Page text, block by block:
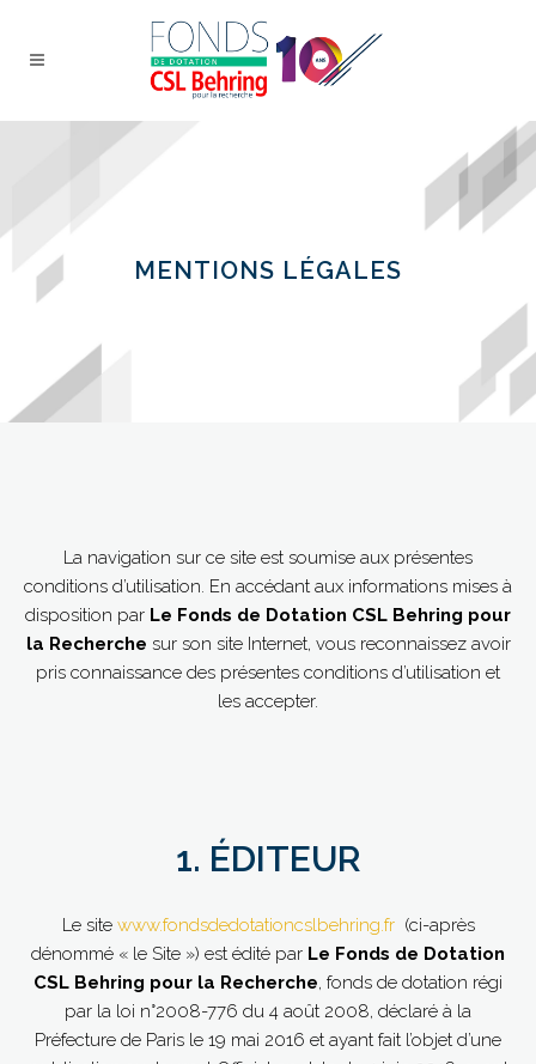
MENTIONS LÉGALES
La navigation sur ce site est soumise aux présentes
conditions d’utilisation. En accédant aux informations mises à
disposition par Le Fonds de Dotation CSL Behring pour
la Recherche sur son site Internet, vous reconnaissez avoir
pris connaissance des présentes conditions d’utilisation et
les accepter.
1. ÉDITEUR
Le site www.fondsdedotationcslbehring.fr(ci-après
dénommé « le Site ») est édité par Le Fonds de Dotation
CSL Behring pour la Recherche, fonds de dotation régi
par la loi n°2008-776 du 4 août 2008, déclaré à la
Préfecture de Paris le 19 mai 2016 et ayant fait l’objet d’une